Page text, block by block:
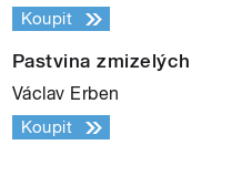
Koupit
Pastvina zmizelých
Václav Erben
Koupit